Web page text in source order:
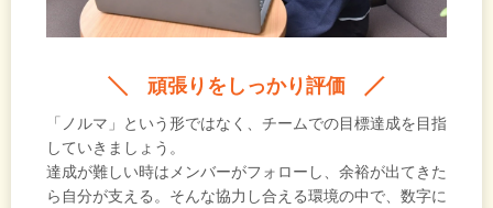
頑張りをしっかり評価
「ノルマ」という形ではなく、チームでの目標達成を目指
していきましょう。
達成が難しい時はメンバーがフォローし、余裕が出てきた
ら自分が支える。そんな協力し合える環境の中で、数字に